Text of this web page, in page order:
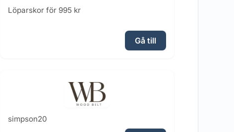
Löparskor för 995 kr
Gå till
simpson20